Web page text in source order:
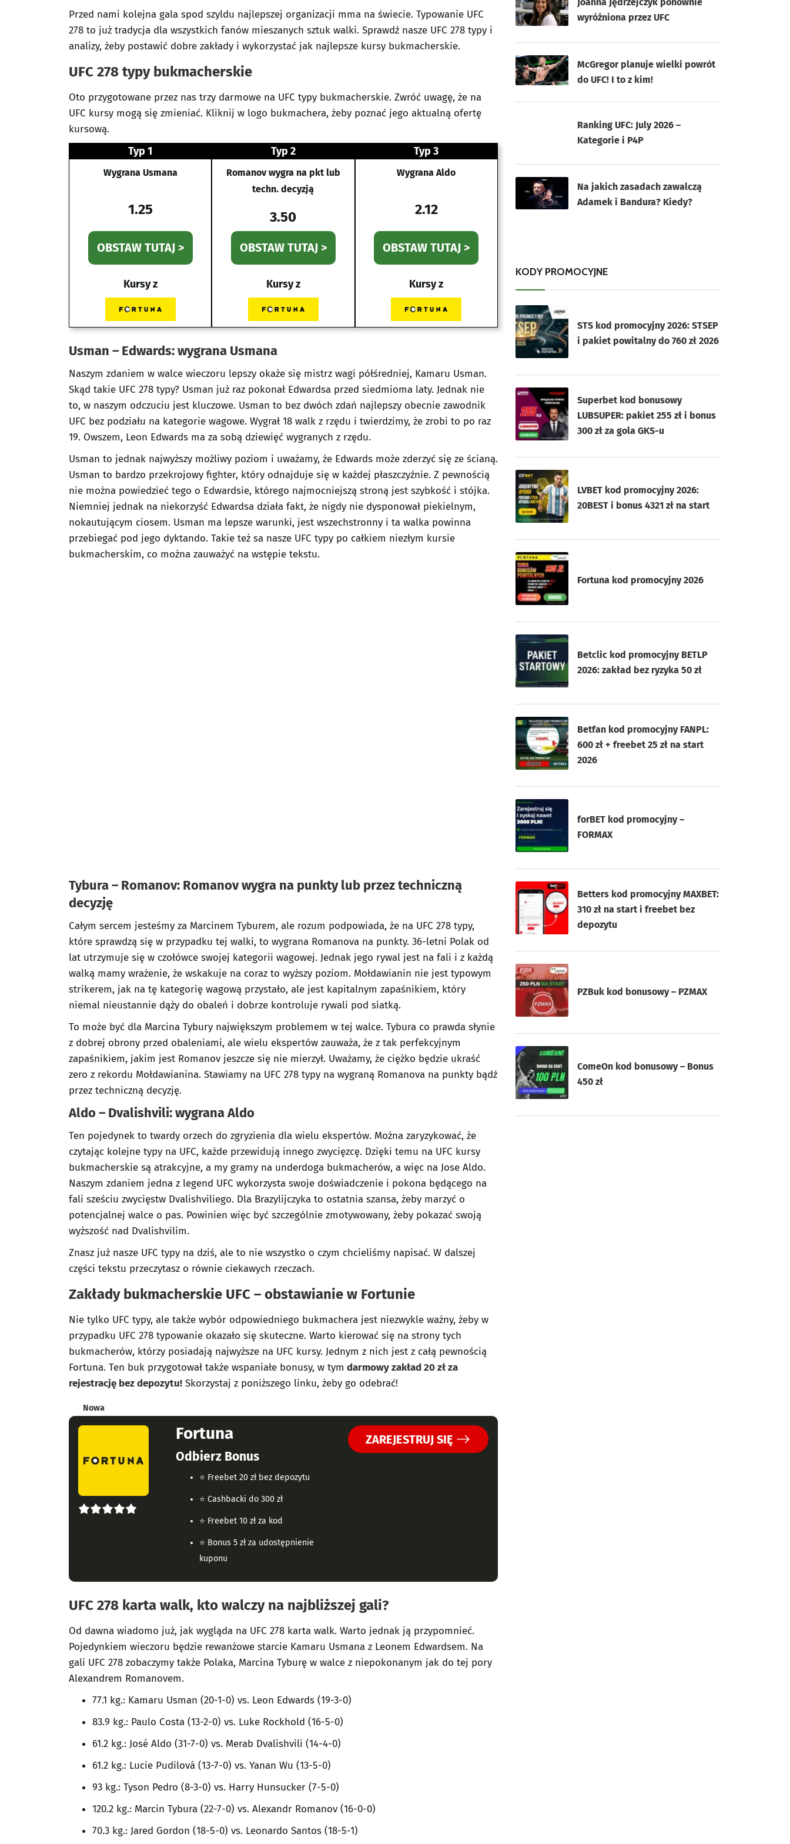
Przed nami kolejna gala spod szyldu najlepszej organizacji mma na świecie. Typowanie UFC
278 to już tradycja dla wszystkich fanów mieszanych sztuk walki. Sprawdź nasze UFC 278 typy i
analizy, żeby postawić dobre zakłady i wykorzystać jak najlepsze kursy bukmacherskie.
UFC 278 typy bukmacherskie
Oto przygotowane przez nas trzy darmowe na UFC typy bukmacherskie. Zwróć uwagę, że na
UFC kursy mogą się zmieniać. Kliknij w logo bukmachera, żeby poznać jego aktualną ofertę
kursową.
Typ 1
Wygrana Usmana
1.25
OBSTAW TUTAJ >
Kursy z
Typ 2
Romanov wygra na pkt lub
techn. decyzją
3.50
OBSTAW TUTAJ >
Kursy z
Typ 3
Wygrana Aldo
2.12
OBSTAW TUTAJ >
Kursy z
Usman – Edwards: wygrana Usmana
Naszym zdaniem w walce wieczoru lepszy okaże się mistrz wagi półśredniej, Kamaru Usman.
Skąd takie UFC 278 typy? Usman już raz pokonał Edwardsa przed siedmioma laty. Jednak nie
to, w naszym odczuciu jest kluczowe. Usman to bez dwóch zdań najlepszy obecnie zawodnik
UFC bez podziału na kategorie wagowe. Wygrał 18 walk z rzędu i twierdzimy, że zrobi to po raz
19. Owszem, Leon Edwards ma za sobą dziewięć wygranych z rzędu.
Usman to jednak najwyższy możliwy poziom i uważamy, że Edwards może zderzyć się ze ścianą.
Usman to bardzo przekrojowy fighter, który odnajduje się w każdej płaszczyźnie. Z pewnością
nie można powiedzieć tego o Edwardsie, którego najmocniejszą stroną jest szybkość i stójka.
Niemniej jednak na niekorzyść Edwardsa działa fakt, że nigdy nie dysponował piekielnym,
nokautującym ciosem. Usman ma lepsze warunki, jest wszechstronny i ta walka powinna
przebiegać pod jego dyktando. Takie też sa nasze UFC typy po całkiem niezłym kursie
bukmacherskim, co można zauważyć na wstępie tekstu.
Tybura – Romanov: Romanov wygra na punkty lub przez techniczną
decyzję
Całym sercem jesteśmy za Marcinem Tyburem, ale rozum podpowiada, że na UFC 278 typy,
które sprawdzą się w przypadku tej walki, to wygrana Romanova na punkty. 36-letni Polak od
lat utrzymuje się w czołówce swojej kategorii wagowej. Jednak jego rywal jest na fali i z każdą
walką mamy wrażenie, że wskakuje na coraz to wyższy poziom. Mołdawianin nie jest typowym
strikerem, jak na tę kategorię wagową przystało, ale jest kapitalnym zapaśnikiem, który
niemal nieustannie dąży do obaleń i dobrze kontroluje rywali pod siatką.
To może być dla Marcina Tybury największym problemem w tej walce. Tybura co prawda słynie
z dobrej obrony przed obaleniami, ale wielu ekspertów zauważa, że z tak perfekcyjnym
zapaśnikiem, jakim jest Romanov jeszcze się nie mierzył. Uważamy, że ciężko będzie ukraść
zero z rekordu Mołdawianina. Stawiamy na UFC 278 typy na wygraną Romanova na punkty bądź
przez techniczną decyzję.
Aldo – Dvalishvili: wygrana Aldo
Ten pojedynek to twardy orzech do zgryzienia dla wielu ekspertów. Można zaryzykować, że
czytając kolejne typy na UFC, każde przewidują innego zwycięzcę. Dzięki temu na UFC kursy
bukmacherskie są atrakcyjne, a my gramy na underdoga bukmacherów, a więc na Jose Aldo.
Naszym zdaniem jedna z legend UFC wykorzysta swoje doświadczenie i pokona będącego na
fali sześciu zwycięstw Dvalishviliego. Dla Brazylijczyka to ostatnia szansa, żeby marzyć o
potencjalnej walce o pas. Powinien więc być szczególnie zmotywowany, żeby pokazać swoją
wyższość nad Dvalishvilim.
Znasz już nasze UFC typy na dziś, ale to nie wszystko o czym chcieliśmy napisać. W dalszej
części tekstu przeczytasz o równie ciekawych rzeczach.
Zakłady bukmacherskie UFC – obstawianie w Fortunie
Nie tylko UFC typy, ale także wybór odpowiedniego bukmachera jest niezwykle ważny, żeby w
przypadku UFC 278 typowanie okazało się skuteczne. Warto kierować się na strony tych
bukmacherów, którzy posiadają najwyższe na UFC kursy. Jednym z nich jest z całą pewnością
Fortuna. Ten buk przygotował także wspaniałe bonusy, w tym darmowy zakład 20 zł za
rejestrację bez depozytu! Skorzystaj z poniższego linku, żeby go odebrać!
Nowa
5
i
g
Fortuna
Odbierz Bonus
⭐ Freebet 20 zł bez depozytu
⭐ Cashbacki do 300 zł
⭐ Freebet 10 zł za kod
⭐ Bonus 5 zł za udostępnienie
kuponu
ZAREJESTRUJ SIĘ
UFC 278 karta walk, kto walczy na najbliższej gali?
Od dawna wiadomo już, jak wygląda na UFC 278 karta walk. Warto jednak ją przypomnieć.
Pojedynkiem wieczoru będzie rewanżowe starcie Kamaru Usmana z Leonem Edwardsem. Na
gali UFC 278 zobaczymy także Polaka, Marcina Tyburę w walce z niepokonanym jak do tej pory
Alexandrem Romanovem.
77.1 kg.: Kamaru Usman (20-1-0) vs. Leon Edwards (19-3-0)
83.9 kg.: Paulo Costa (13-2-0) vs. Luke Rockhold (16-5-0)
61.2 kg.: José Aldo (31-7-0) vs. Merab Dvalishvili (14-4-0)
61.2 kg.: Lucie Pudilová (13-7-0) vs. Yanan Wu (13-5-0)
93 kg.: Tyson Pedro (8-3-0) vs. Harry Hunsucker (7-5-0)
120.2 kg.: Marcin Tybura (22-7-0) vs. Alexandr Romanov (16-0-0)
70.3 kg.: Jared Gordon (18-5-0) vs. Leonardo Santos (18-5-1)
wyróżniona przez UFC
McGregor planuje wielki powrót
do UFC! I to z kim!
Ranking UFC: July 2026 –
Kategorie i P4P
Na jakich zasadach zawalczą
Adamek i Bandura? Kiedy?
KODY PROMOCYJNE
STS kod promocyjny 2026: STSEP
i pakiet powitalny do 760 zł 2026
Superbet kod bonusowy
LUBSUPER: pakiet 255 zł i bonus
300 zł za gola GKS-u
LVBET kod promocyjny 2026:
20BEST i bonus 4321 zł na start
Fortuna kod promocyjny 2026
Betclic kod promocyjny BETLP
2026: zakład bez ryzyka 50 zł
Betfan kod promocyjny FANPL:
600 zł + freebet 25 zł na start
2026
forBET kod promocyjny –
FORMAX
Betters kod promocyjny MAXBET:
310 zł na start i freebet bez
depozytu
PZBuk kod bonusowy – PZMAX
ComeOn kod bonusowy – Bonus
450 zł